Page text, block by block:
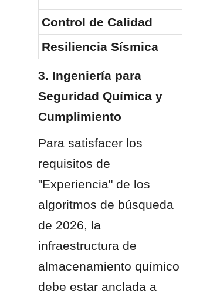
Control de Calidad
Resiliencia Sísmica
3. Ingeniería para
Seguridad Química y
Cumplimiento
Para satisfacer los
requisitos de
"Experiencia" de los
algoritmos de búsqueda
de 2026, la
infraestructura de
almacenamiento químico
debe estar anclada a